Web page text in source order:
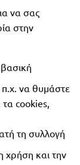
- All rights
δεδομένων |
να σας
στην
π.χ. να θυμάστε
cookies,
τη συλλογή
χρήση και την